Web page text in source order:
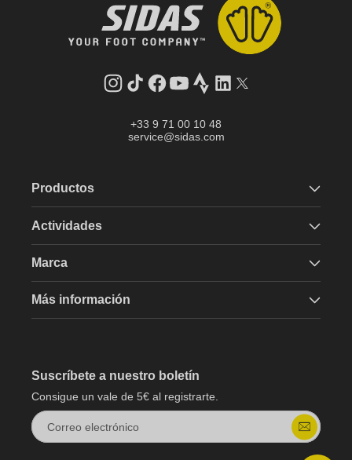
Instagram
tiktokfacebookyoutubeStravaLinkedInGorjeo
+33 9 71 00 10 48
service@sidas.com
Productos
Actividades
Marca
Más información
Suscríbete a nuestro boletín
Consigue un vale de 5€ al registrarte.
Correo electrónico